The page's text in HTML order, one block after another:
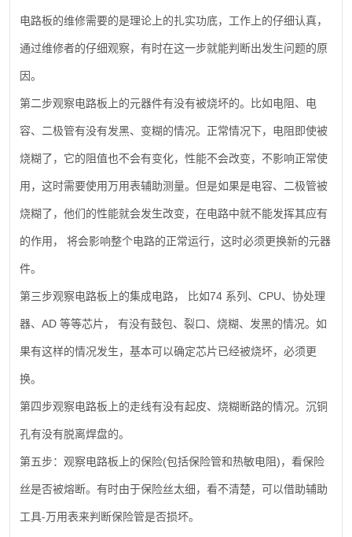
电路板的维修需要的是理论上的扎实功底，工作上的仔细认真，
通过维修者的仔细观察，有时在这一步就能判断出发生问题的原
因。
第二步观察电路板上的元器件有没有被烧坏的。比如电阻、电
容、二极管有没有发黑、变糊的情况。正常情况下，电阻即使被
烧糊了，它的阻值也不会有变化，性能不会改变，不影响正常使
用，这时需要使用万用表辅助测量。但是如果是电容、二极管被
烧糊了，他们的性能就会发生改变，在电路中就不能发挥其应有
的作用， 将会影响整个电路的正常运行，这时必须更换新的元器
件。
第三步观察电路板上的集成电路， 比如74 系列、 CPU、协处理
器、 AD 等等芯片， 有没有鼓包、裂口、烧糊、发黑的情况。如
果有这样的情况发生，基本可以确定芯片已经被烧坏，必须更
换。
第四步观察电路板上的走线有没有起皮、烧糊断路的情况。沉铜
孔有没有脱离焊盘的。
第五步：观察电路板上的保险(包括保险管和热敏电阻) ，看保险
丝是否被熔断。有时由于保险丝太细，看不清楚，可以借助辅助
工具- 万用表来判断保险管是否损坏。